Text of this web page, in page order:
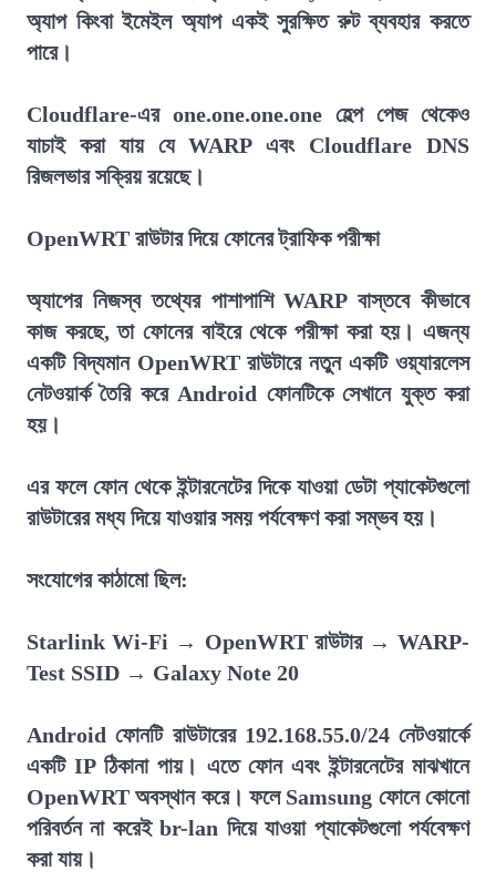
অ্যাপ কিংবা ইমেইল অ্যাপ একই সুরক্ষিত রুট ব্যবহার করতে
পারে।
Cloudflare-এর one.one.one.one হেল্প পেজ থেকেও
যাচাই করা যায় যে WARP এবং Cloudflare DNS
রিজলভার সক্রিয় রয়েছে।
OpenWRT রাউটার দিয়ে ফোনের ট্রাফিক পরীক্ষা
অ্যাপের নিজস্ব তথ্যের পাশাপাশি WARP বাস্তবে কীভাবে
কাজ করছে, তা ফোনের বাইরে থেকে পরীক্ষা করা হয়। এজন্য
একটি বিদ্যমান OpenWRT রাউটারে নতুন একটি ওয়্যারলেস
নেটওয়ার্ক তৈরি করে Android ফোনটিকে সেখানে যুক্ত করা
হয়।
এর ফলে ফোন থেকে ইন্টারনেটের দিকে যাওয়া ডেটা প্যাকেটগুলো
রাউটারের মধ্য দিয়ে যাওয়ার সময় পর্যবেক্ষণ করা সম্ভব হয়।
সংযোগের কাঠামো ছিল:
Starlink Wi-Fi → OpenWRT রাউটার → WARP-
Test SSID → Galaxy Note 20
Android ফোনটি রাউটারের 192.168.55.0/24 নেটওয়ার্কে
একটি IP ঠিকানা পায়। এতে ফোন এবং ইন্টারনেটের মাঝখানে
OpenWRT অবস্থান করে। ফলে Samsung ফোনে কোনো
পরিবর্তন না করেই br-lan দিয়ে যাওয়া প্যাকেটগুলো পর্যবেক্ষণ
করা যায়।